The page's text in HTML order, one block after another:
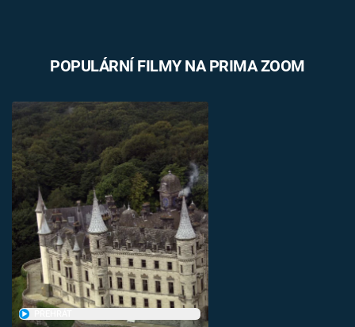
POPULÁRNÍ FILMY NA PRIMA ZOOM